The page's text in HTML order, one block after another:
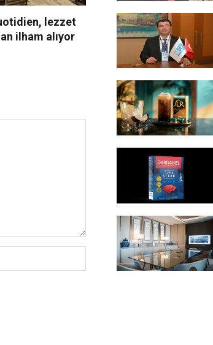
lezzet
ilham alıyor
Margaux Restaurant,
yenilenen lezzetleriyle
İzmir’de fark yaratıyor